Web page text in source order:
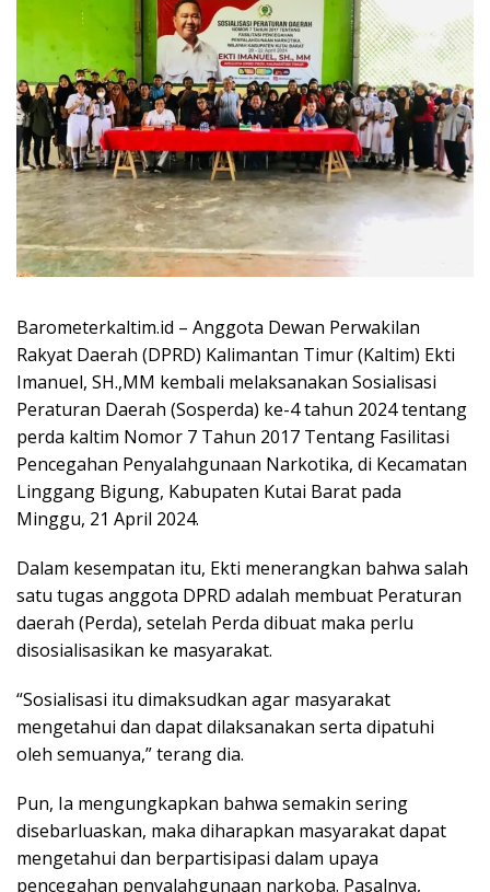
Barometerkaltim.id – Anggota Dewan Perwakilan
Rakyat Daerah (DPRD) Kalimantan Timur (Kaltim) Ekti
Imanuel, SH.,MM kembali melaksanakan Sosialisasi
Peraturan Daerah (Sosperda) ke-4 tahun 2024 tentang
perda kaltim Nomor 7 Tahun 2017 Tentang Fasilitasi
Pencegahan Penyalahgunaan Narkotika, di Kecamatan
Linggang Bigung, Kabupaten Kutai Barat pada
Minggu, 21 April 2024.
Dalam kesempatan itu, Ekti menerangkan bahwa salah
satu tugas anggota DPRD adalah membuat Peraturan
daerah (Perda), setelah Perda dibuat maka perlu
disosialisasikan ke masyarakat.
“Sosialisasi itu dimaksudkan agar masyarakat
mengetahui dan dapat dilaksanakan serta dipatuhi
oleh semuanya,” terang dia.
Pun, Ia mengungkapkan bahwa semakin sering
disebarluaskan, maka diharapkan masyarakat dapat
mengetahui dan berpartisipasi dalam upaya
pencegahan penyalahgunaan narkoba. Pasalnya,